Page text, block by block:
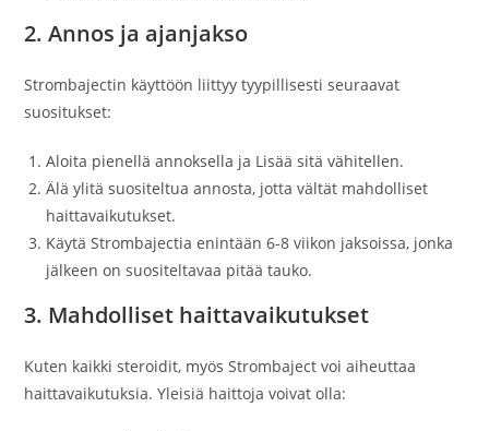
2. Annos ja ajanjakso
Strombajectin käyttöön liittyy tyypillisesti seuraavat
suositukset:
Aloita pienellä annoksella ja Lisää sitä vähitellen.
Älä ylitä suositeltua annosta, jotta vältät mahdolliset
haittavaikutukset.
Käytä Strombajectia enintään 6-8 viikon jaksoissa, jonka
jälkeen on suositeltavaa pitää tauko.
3. Mahdolliset haittavaikutukset
Kuten kaikki steroidit, myös Strombaject voi aiheuttaa
haittavaikutuksia. Yleisiä haittoja voivat olla: